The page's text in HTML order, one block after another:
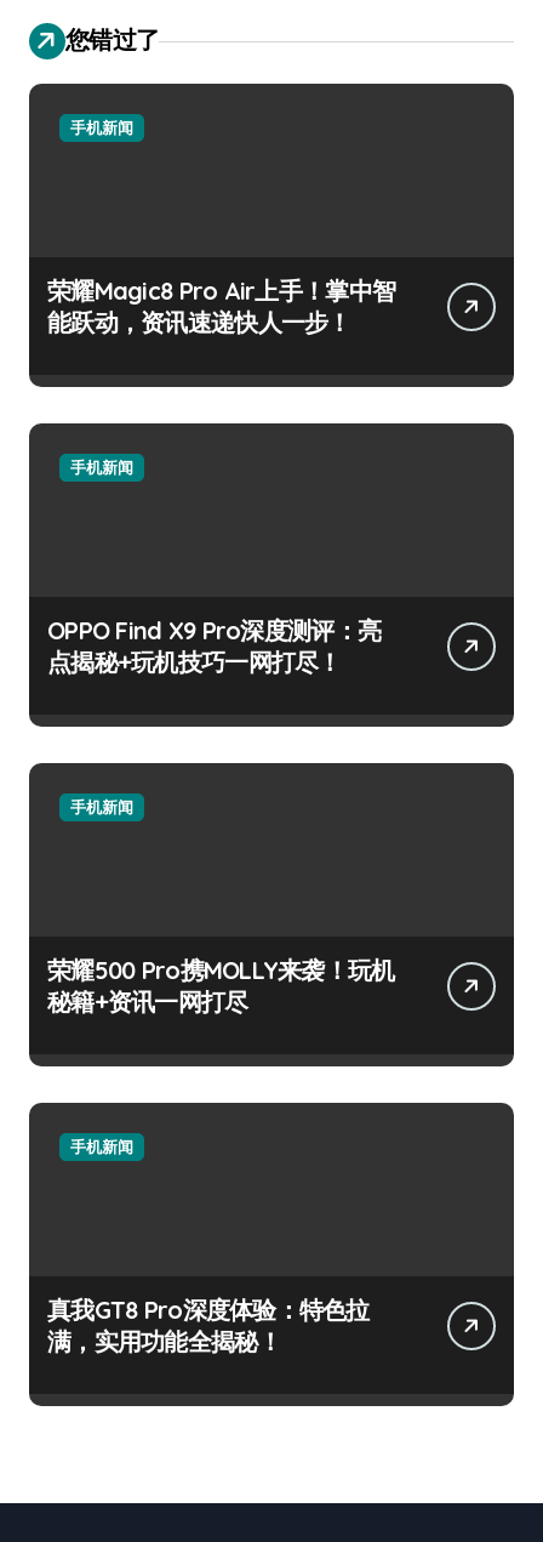
您错过了
手机新闻
荣耀Magic8 Pro Air上手！掌中智
能跃动，资讯速递快人一步！
手机新闻
OPPO Find X9 Pro深度测评：亮
点揭秘+玩机技巧一网打尽！
手机新闻
荣耀500 Pro携MOLLY来袭！玩机
秘籍+资讯一网打尽
手机新闻
真我GT8 Pro深度体验：特色拉
满，实用功能全揭秘！